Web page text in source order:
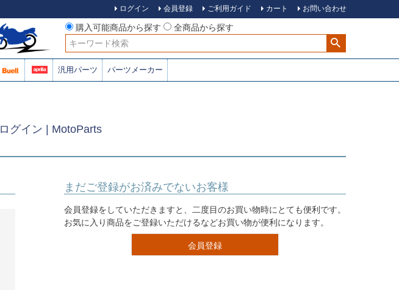
ログイン 会員登録 ご利用ガイド カート お問い合わせ
購入可能商品から探す
全商品から探す
検索
汎用パーツ パーツメーカー
ログイン | MotoParts
まだご登録がお済みでないお客様
会員登録をしていただきますと、二度目のお買い物時にとても便利です。
お気に入り商品をご登録いただけるなどお買い物が便利になります。
会員登録